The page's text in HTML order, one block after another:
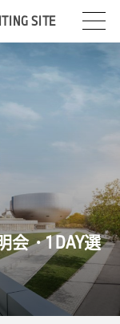
SITE
会・1DAY選